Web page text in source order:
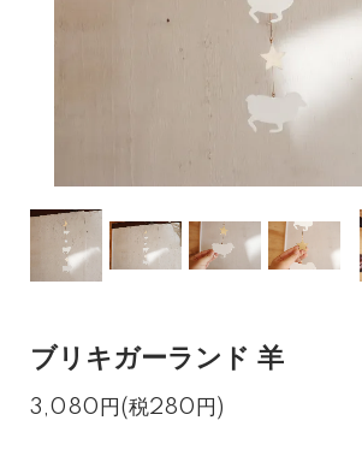
ブリキガーランド 羊
3,080円(税280円)